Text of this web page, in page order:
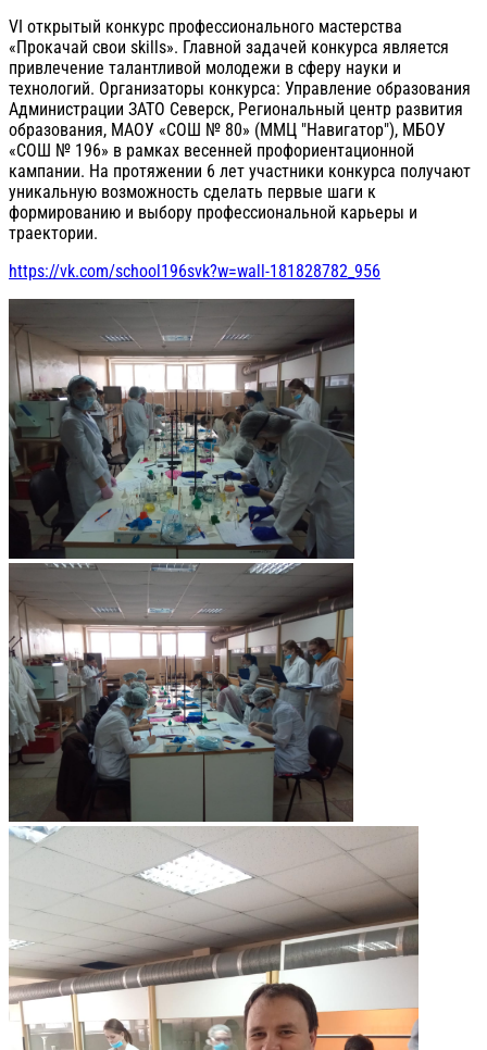
VI открытый конкурс профессионального мастерства
«Прокачай свои skills». Главной задачей конкурса является
привлечение талантливой молодежи в сферу науки и
технологий. Организаторы конкурса: Управление образования
Администрации ЗАТО Северск, Региональный центр развития
образования, МАОУ «СОШ № 80» (ММЦ "Навигатор"), МБОУ
«СОШ № 196» в рамках весенней профориентационной
кампании. На протяжении 6 лет участники конкурса получают
уникальную возможность сделать первые шаги к
формированию и выбору профессиональной карьеры и
траектории.
https://vk.com/school196svk?w=wall-181828782_956